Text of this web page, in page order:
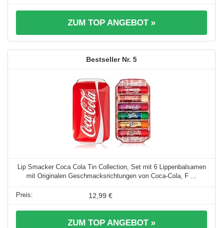
ZUM TOP ANGEBOT »
5
Lip Smacker Coca Cola Tin Collection, Set mit 6 Lippenbalsamen
mit Originalen Geschmacksrichtungen von Coca-Cola, F ...
12,99 €
ZUM TOP ANGEBOT »